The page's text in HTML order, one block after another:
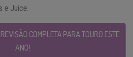
e Juice.
COMPLETA PARA TOURO ESTE
ANO!